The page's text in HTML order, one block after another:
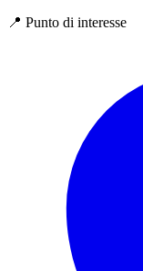
📍 Punto di interesse